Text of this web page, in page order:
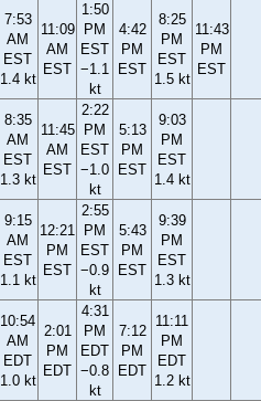
7:53
AM
EST
1.4 kt
11:09
AM
EST
1:50
PM
EST
−1.1
kt
4:42
PM
EST
8:25
PM
EST
1.5 kt
11:43
PM
EST
8:35
AM
EST
1.3 kt
11:45
AM
EST
2:22
PM
EST
−1.0
kt
5:13
PM
EST
9:03
PM
EST
1.4 kt
9:15
AM
EST
1.1 kt
12:21
PM
EST
2:55
PM
EST
−0.9
kt
5:43
PM
EST
9:39
PM
EST
1.3 kt
10:54
AM
EDT
1.0 kt
2:01
PM
EDT
4:31
PM
EDT
−0.8
kt
7:12
PM
EDT
11:11
PM
EDT
1.2 kt